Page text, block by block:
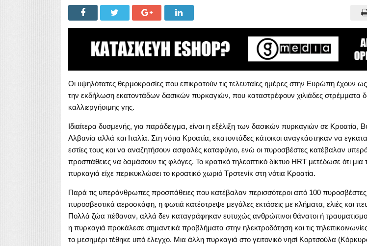
Οι υψηλότατες θερμοκρασίες που επικρατούν τις τελευταίες ημέρες στην Ευρώπη έχουν
την εκδήλωση εκατοντάδων δασικών πυρκαγιών, που καταστρέφουν χιλιάδες στρέμματα
καλλιεργήσιμης γης.
Ιδιαίτερα δυσμενής, για παράδειγμα, είναι η εξέλιξη των δασικών πυρκαγιών σε Κροατία,
Αλβανία αλλά και Ιταλία. Στη νότια Κροατία, εκατοντάδες κάτοικοι αναγκάστηκαν να
εστίες τους και να αναζητήσουν ασφαλές καταφύγιο, ενώ οι πυροσβέστες κατέβαλαν
προσπάθειες να δαμάσουν τις φλόγες. Το κρατικό τηλεοπτικό δίκτυο HRT μετέδωσε ότι μια
πυρκαγιά είχε περικυκλώσει το κροατικό χωριό Τρστενίκ στη νότια Κροατία.
Παρά τις υπεράνθρωπες προσπάθειες που κατέβαλαν περισσότεροι από 100 πυροσβέστες
πυροσβεστικά αεροσκάφη, η φωτιά κατέστρεψε μεγάλες εκτάσεις με κλήματα, ελιές και
Πολλά ζώα πέθαναν, αλλά δεν καταγράφηκαν ευτυχώς ανθρώπινοι θάνατοι ή
η πυρκαγιά προκάλεσε σημαντικά προβλήματα στην ηλεκτροδότηση και τις
το μεσημέρι τέθηκε υπό έλεγχο. Μια άλλη πυρκαγιά στο γειτονικό νησί Κορτσούλα